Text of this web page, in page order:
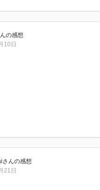
いんだろうな。権限を減らし
の感想
10日
さんの感想
21日